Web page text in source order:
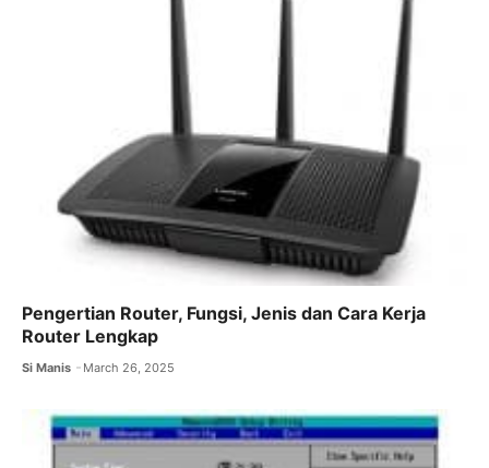
Pengertian Router, Fungsi, Jenis dan Cara Kerja
Router Lengkap
Si Manis March 26, 2025